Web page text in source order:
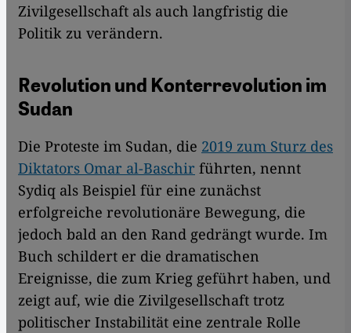
Zivilgesellschaft als auch langfristig die
Politik zu verändern.
Revolution und Konterrevolution im
Sudan
Die Proteste im Sudan, die 2019 zum Sturz des
Diktators Omar al-Baschir führten, nennt
Sydiq als Beispiel für eine zunächst
erfolgreiche revolutionäre Bewegung, die
jedoch bald an den Rand gedrängt wurde. Im
Buch schildert er die dramatischen
Ereignisse, die zum Krieg geführt haben, und
zeigt auf, wie die Zivilgesellschaft trotz
politischer Instabilität eine zentrale Rolle